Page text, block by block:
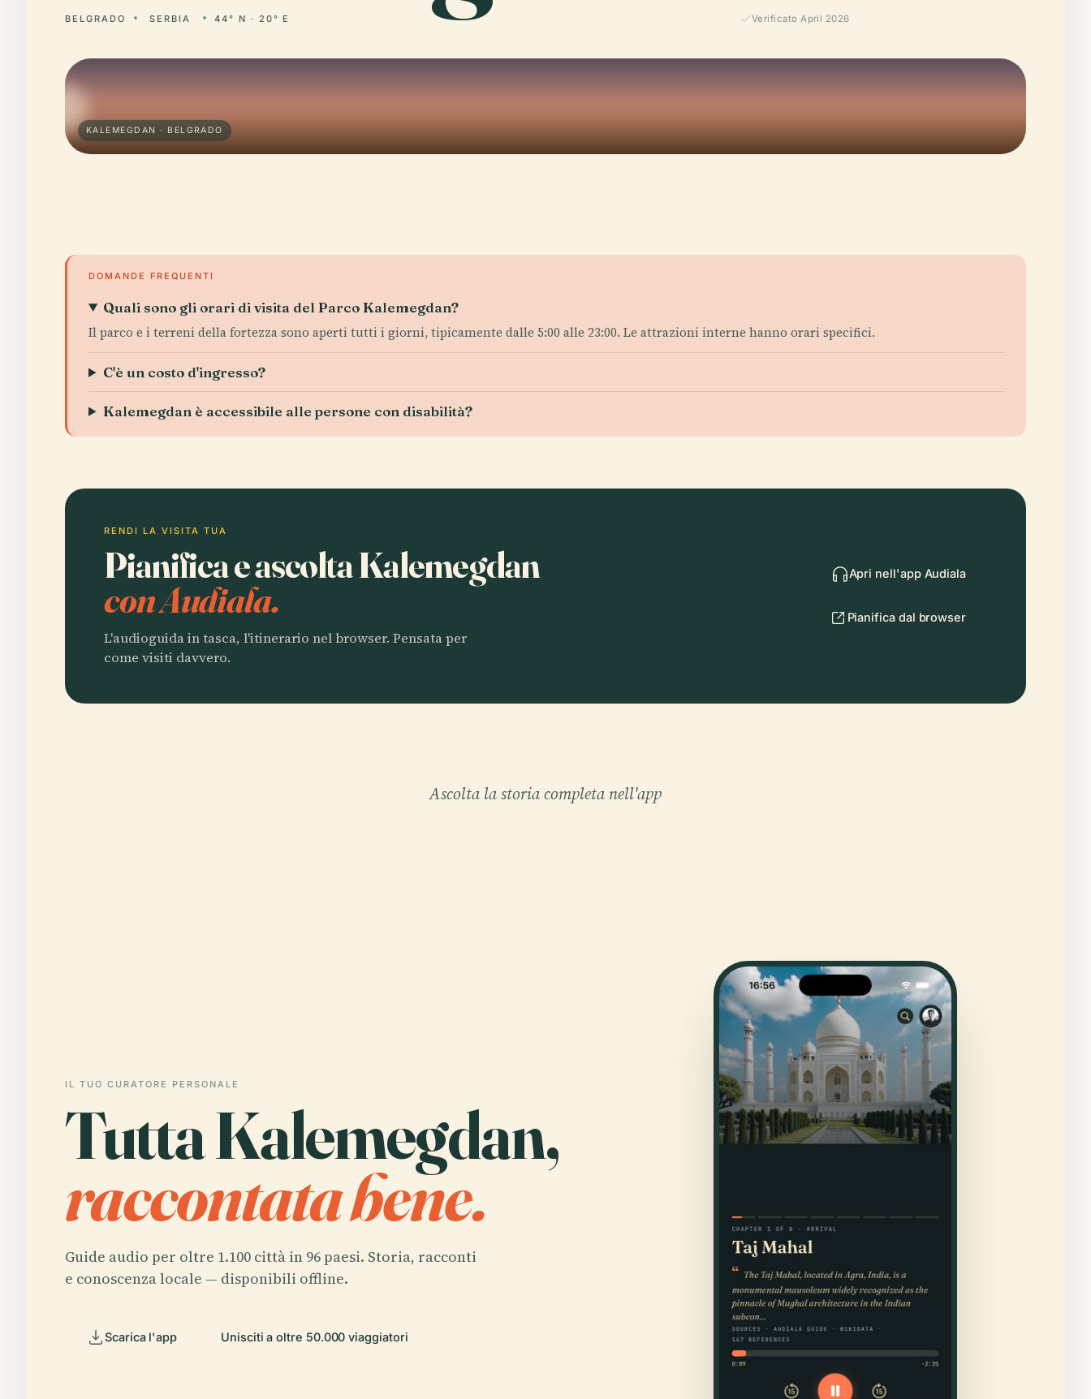
BELGRADO SERBIA 44° N · 20° E Verificato April 2026
KALEMEGDAN · BELGRADO
DOMANDE FREQUENTI
Quali sono gli orari di visita del Parco Kalemegdan?
Il parco e i terreni della fortezza sono aperti tutti i giorni, tipicamente dalle 5:00 alle 23:00. Le attrazioni interne hanno orari specifici.
C'è un costo d'ingresso?
Kalemegdan è accessibile alle persone con disabilità?
RENDI LA VISITA TUA
Pianifica e ascolta Kalemegdan
con Audiala.
L'audioguida in tasca, l'itinerario nel browser. Pensata per
come visiti davvero.
Apri nell'app Audiala
Pianifica dal browser
Ascolta la storia completa nell'app
IL TUO CURATORE PERSONALE
Tutta Kalemegdan,
raccontata bene.
Guide audio per oltre 1.100 città in 96 paesi. Storia, racconti
e conoscenza locale — disponibili offline.
Scarica l'app Unisciti a oltre 50.000 viaggiatori